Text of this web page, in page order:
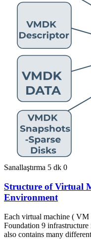
Sanallaştırma 5 dk 0
Structure of Virtual
Environment
Each virtual machine (
Foundation 9
also contains many